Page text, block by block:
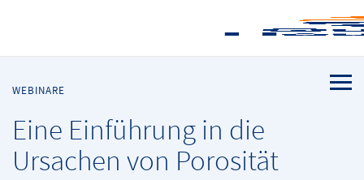
WEBINARE
Eine Einführung in die
Ursachen von Porosität